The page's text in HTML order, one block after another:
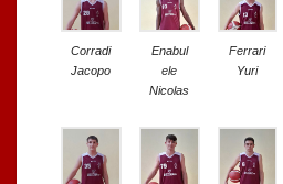
Corradi
Jacopo
Enabul
ele
Nicolas
Ferrari
Yuri